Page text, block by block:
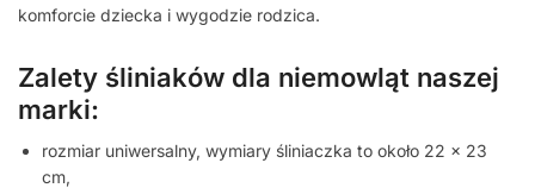
komforcie dziecka i wygodzie rodzica.
Zalety śliniaków dla niemowląt naszej
marki:
rozmiar uniwersalny, wymiary śliniaczka to około 22 x 23
cm,